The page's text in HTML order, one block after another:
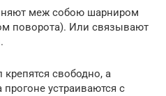
меж собою шарниром
поворота). Или связывают
свободно, а
устраиваются с